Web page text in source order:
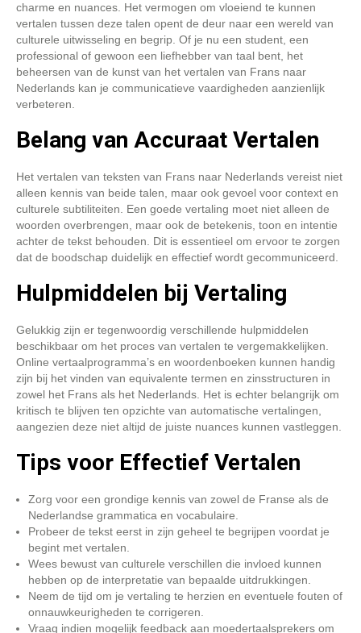
charme en nuances. Het vermogen om vloeiend te kunnen
vertalen tussen deze talen opent de deur naar een wereld van
culturele uitwisseling en begrip. Of je nu een student, een
professional of gewoon een liefhebber van taal bent, het
beheersen van de kunst van het vertalen van Frans naar
Nederlands kan je communicatieve vaardigheden aanzienlijk
verbeteren.
Belang van Accuraat Vertalen
Het vertalen van teksten van Frans naar Nederlands vereist niet
alleen kennis van beide talen, maar ook gevoel voor context en
culturele subtiliteiten. Een goede vertaling moet niet alleen de
woorden overbrengen, maar ook de betekenis, toon en intentie
achter de tekst behouden. Dit is essentieel om ervoor te zorgen
dat de boodschap duidelijk en effectief wordt gecommuniceerd.
Hulpmiddelen bij Vertaling
Gelukkig zijn er tegenwoordig verschillende hulpmiddelen
beschikbaar om het proces van vertalen te vergemakkelijken.
Online vertaalprogramma’s en woordenboeken kunnen handig
zijn bij het vinden van equivalente termen en zinsstructuren in
zowel het Frans als het Nederlands. Het is echter belangrijk om
kritisch te blijven ten opzichte van automatische vertalingen,
aangezien deze niet altijd de juiste nuances kunnen vastleggen.
Tips voor Effectief Vertalen
Zorg voor een grondige kennis van zowel de Franse als de
Nederlandse grammatica en vocabulaire.
Probeer de tekst eerst in zijn geheel te begrijpen voordat je
begint met vertalen.
Wees bewust van culturele verschillen die invloed kunnen
hebben op de interpretatie van bepaalde uitdrukkingen.
Neem de tijd om je vertaling te herzien en eventuele fouten of
onnauwkeurigheden te corrigeren.
Vraag indien mogelijk feedback aan moedertaalsprekers om